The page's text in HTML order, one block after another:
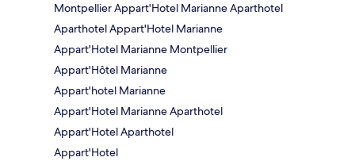
Montpellier Appart'Hotel Marianne Aparthotel
Aparthotel Appart'Hotel Marianne
Appart'Hotel Marianne Montpellier
Appart'Hôtel Marianne
Appart'hotel Marianne
Appart'Hotel Marianne Aparthotel
Appart'Hotel Aparthotel
Appart'Hotel